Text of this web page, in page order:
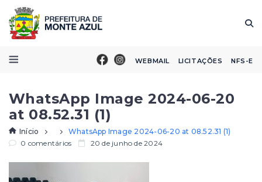
WEBMAIL LICITAÇÕES NFS-E
WhatsApp Image 2024-06-20
at 08.52.31 (1)
Início
WhatsApp Image 2024-06-20 at 08.52.31 (1)
0 comentários
20 de junho de 2024